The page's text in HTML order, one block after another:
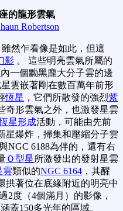
的龍形雲氣
Robertson
然乍看像是如此，但這
影 。 這些明亮雲氣所屬的
內一個黝黑龐大分子雲的邊
雲嵌著剛在數百萬年前形
恆星 ，它們所散發的強烈紫
奇形雲氣之外，也激發星雲
星形成活動，可能由先前
星爆炸，掃集和壓縮分子雲
NGC 6188為伴的，還有右
Ｏ型星 所激發出的發射星雲
雲類似的NGC 6164 ，其醒
拱著位在底緣附近的明亮中
2度（4個滿月）的影像，
蓋150多光年的區域。